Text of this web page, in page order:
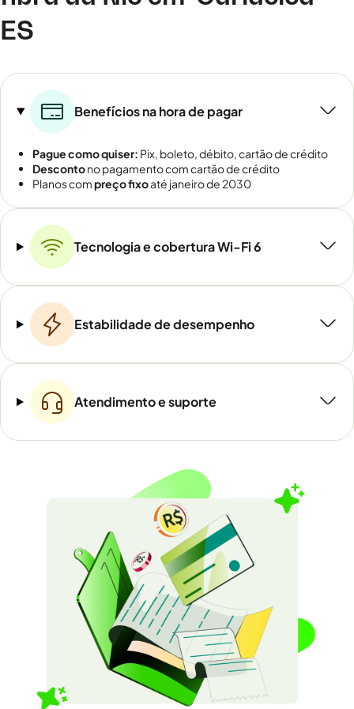
ES
Benefícios na hora de pagar
Pague como quiser: Pix, boleto, débito, cartão de crédito
Descontono pagamento com cartão de crédito
Planos compreço fixoaté janeiro de 2030
Tecnologia e cobertura Wi-Fi 6
Estabilidade de desempenho
Atendimento e suporte